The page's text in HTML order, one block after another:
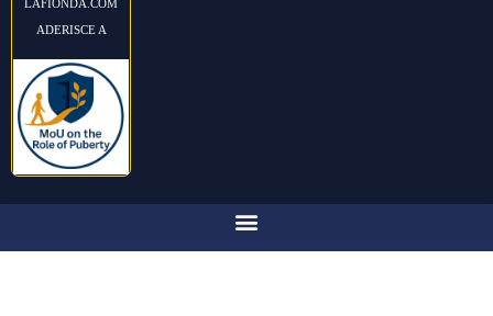
LAFIONDA.COM
ADERISCE A